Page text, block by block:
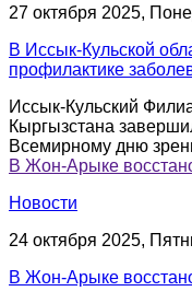
27 октября 2025,
В Иссык-Кульской
профилактике
Иссык-Кульский
Кыргызстана
Всемирному дню
В Жон-Арыке
Новости
24 октября 2025,
В Жон-Арыке